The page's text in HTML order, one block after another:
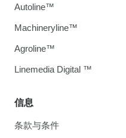
信息
条款与条件
Autoline™
Machineryline™
Agroline™
Linemedia Digital ™